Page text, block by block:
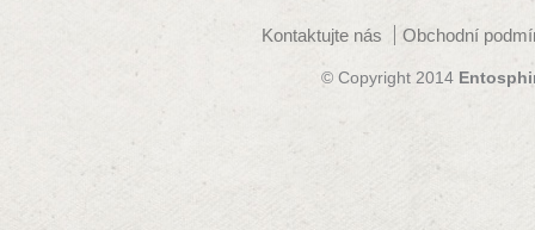
Kontaktujte nás Obchodní
© Copyright 2014